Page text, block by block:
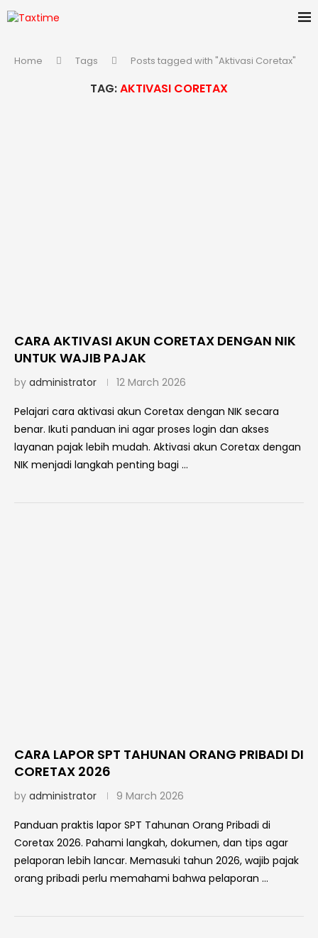
Home Tags Posts tagged with "Aktivasi Coretax"
TAG:AKTIVASI CORETAX
CARA AKTIVASI AKUN CORETAX DENGAN NIK
UNTUK WAJIB PAJAK
by administrator 12 March 2026
Pelajari cara aktivasi akun Coretax dengan NIK secara
benar. Ikuti panduan ini agar proses login dan akses
layanan pajak lebih mudah. Aktivasi akun Coretax dengan
NIK menjadi langkah penting bagi …
CARA LAPOR SPT TAHUNAN ORANG PRIBADI DI
CORETAX 2026
by administrator 9 March 2026
Panduan praktis lapor SPT Tahunan Orang Pribadi di
Coretax 2026. Pahami langkah, dokumen, dan tips agar
pelaporan lebih lancar. Memasuki tahun 2026, wajib pajak
orang pribadi perlu memahami bahwa pelaporan …